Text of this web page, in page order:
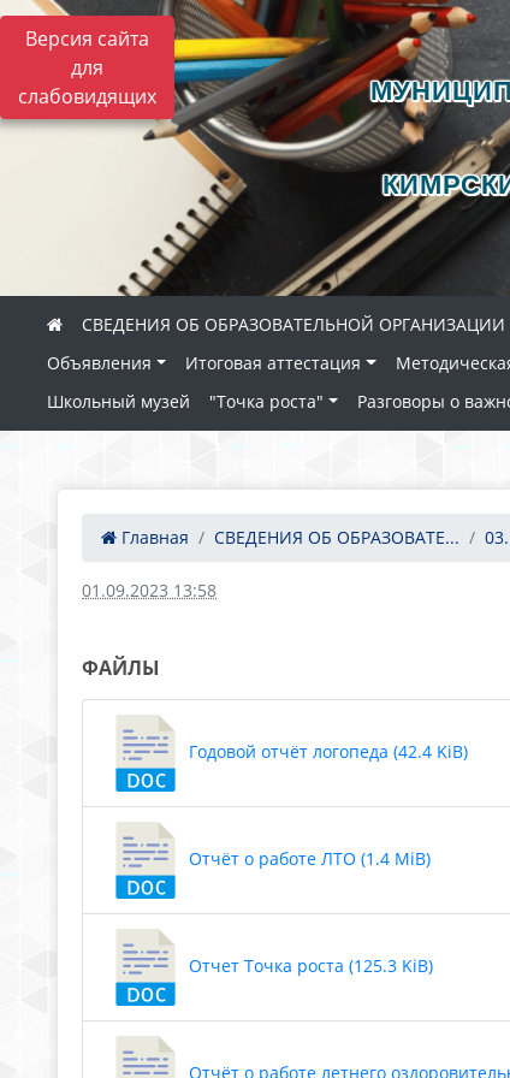
Версия сайта
для
слабовидящих
СВЕДЕНИЯ ОБ ОБРАЗОВАТЕЛЬНОЙ ОРГАНИЗАЦИИ
Объявления
Итоговая аттестация
Школьный музей
"Точка роста" Разговоры о
Главная СВЕДЕНИЯ ОБ ОБРАЗОВАТЕ...
01.09.2023 13:58
ФАЙЛЫ
Годовой отчёт логопеда (42.4 KiB)
Отчёт о работе ЛТО (1.4 MiB)
Отчет Точка роста (125.3 KiB)
Отчёт о работе летнего